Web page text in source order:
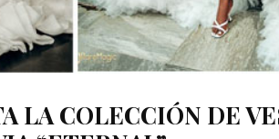
LA COLECCIÓN DE